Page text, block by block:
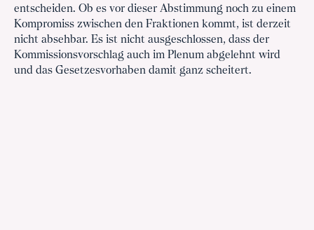
entscheiden. Ob es vor dieser Abstimmung noch zu einem
Kompromiss zwischen den Fraktionen kommt, ist derzeit
nicht absehbar. Es ist nicht ausgeschlossen, dass der
Kommissionsvorschlag auch im Plenum abgelehnt wird
und das Gesetzesvorhaben damit ganz scheitert.